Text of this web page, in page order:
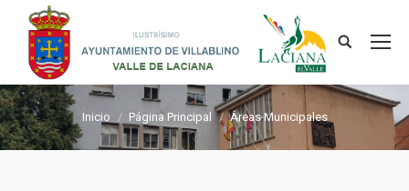
Estás aquí:
Inicio Página Principal Áreas Municipales